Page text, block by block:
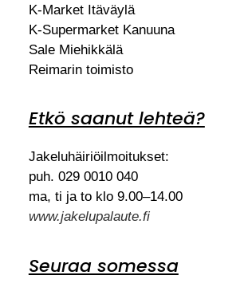
K-Market Itäväylä
K-Supermarket Kanuuna
Sale Miehikkälä
Reimarin toimisto
Etkö saanut lehteä?
Jakeluhäiriöilmoitukset:
puh. 029 0010 040
ma, ti ja to klo 9.00–14.00
www.jakelupalaute.fi
Seuraa somessa